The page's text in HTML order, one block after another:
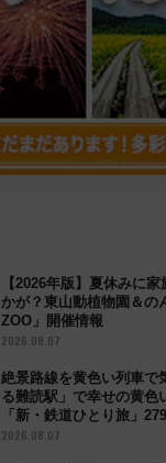
【2026年版】夏休みに
かが？東山動植物園＆の
ZOO」開催情報
2026.08.07
絶景路線を黄色い列車で
る難読駅」で幸せの黄
「新・鉄道ひとり旅」
鉄道」
2026.08.07